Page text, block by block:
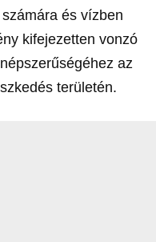
és vízben
kifejezetten vonzó
az
területén.